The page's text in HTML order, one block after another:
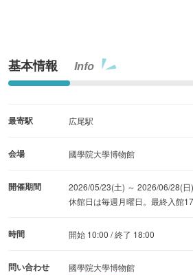
基本情報 Info
最寄駅 広尾駅
会場 國學院大學博物館
開催期間
2026/05/23(土) ～ 2026/06/28(日)
休館日は毎週月曜日。最終入館17
時間 開始 10:00 / 終了 18:00
問い合わせ
國學院大學博物館